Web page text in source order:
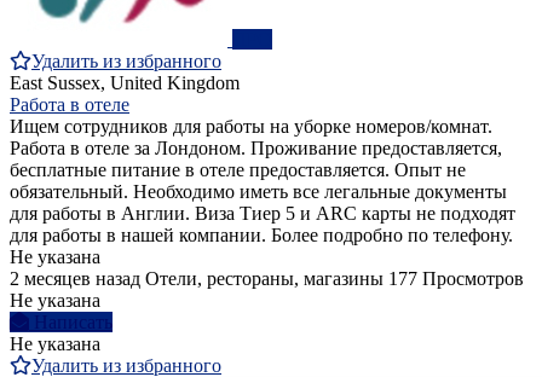
Удалить из избранного
East Sussex, United Kingdom
Работа в отеле
Ищем сотрудников для работы на уборке номеров/комнат.
Работа в отеле за Лондоном. Проживание предоставляется,
бесплатные питание в отеле предоставляется. Опыт не
обязательный. Необходимо иметь все легальные документы
для работы в Англии. Виза Тиер 5 и ARC карты не подходят
для работы в нашей компании. Более подробно по телефону.
Не указана
2 месяцев назад Отели, рестораны, магазины 177 Просмотров
Не указана
Написать
Не указана
Удалить из избранного